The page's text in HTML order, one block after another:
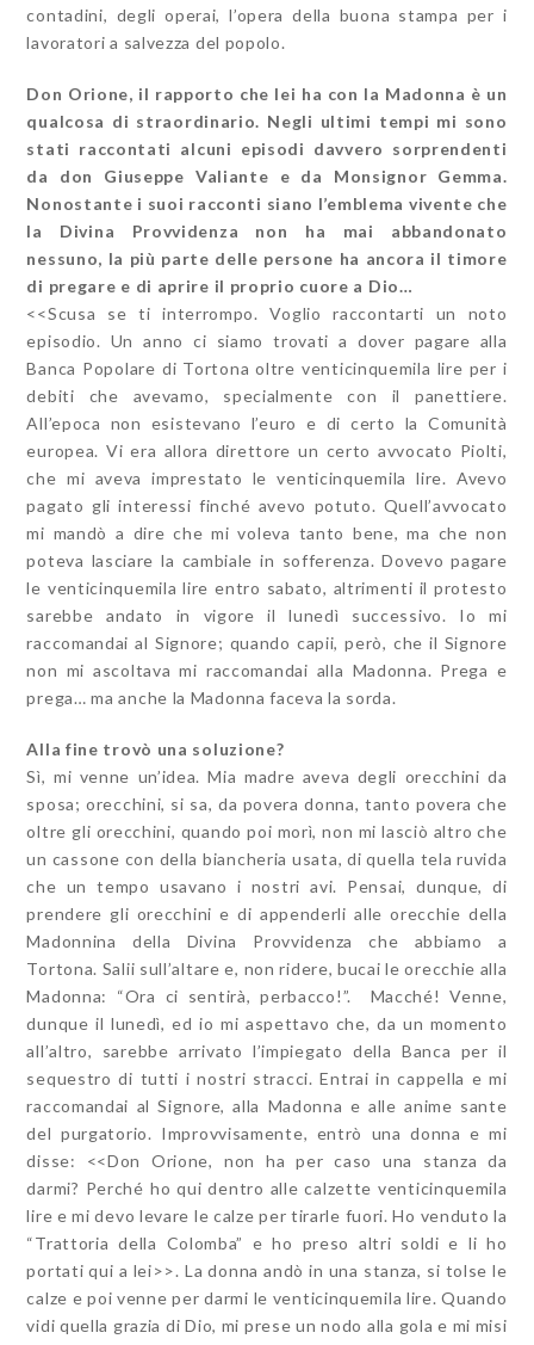
contadini, degli operai, l’opera della buona stampa per i
lavoratori a salvezza del popolo.
Don Orione, il rapporto che lei ha con la Madonna è un
qualcosa di straordinario. Negli ultimi tempi mi sono
stati raccontati alcuni episodi davvero sorprendenti
da don Giuseppe Valiante e da Monsignor Gemma.
Nonostante i suoi racconti siano l’emblema vivente che
la Divina Provvidenza non ha mai abbandonato
nessuno, la più parte delle persone ha ancora il timore
di pregare e di aprire il proprio cuore a Dio…
<<Scusa se ti interrompo. Voglio raccontarti un noto
episodio. Un anno ci siamo trovati a dover pagare alla
Banca Popolare di Tortona oltre venticinquemila lire per i
debiti che avevamo, specialmente con il panettiere.
All’epoca non esistevano l’euro e di certo la Comunità
europea. Vi era allora direttore un certo avvocato Piolti,
che mi aveva imprestato le venticinquemila lire. Avevo
pagato gli interessi finché avevo potuto. Quell’avvocato
mi mandò a dire che mi voleva tanto bene, ma che non
poteva lasciare la cambiale in sofferenza. Dovevo pagare
le venticinquemila lire entro sabato, altrimenti il protesto
sarebbe andato in vigore il lunedì successivo. Io mi
raccomandai al Signore; quando capii, però, che il Signore
non mi ascoltava mi raccomandai alla Madonna. Prega e
prega… ma anche la Madonna faceva la sorda.
Alla fine trovò una soluzione?
Sì, mi venne un’idea. Mia madre aveva degli orecchini da
sposa; orecchini, si sa, da povera donna, tanto povera che
oltre gli orecchini, quando poi morì, non mi lasciò altro che
un cassone con della biancheria usata, di quella tela ruvida
che un tempo usavano i nostri avi. Pensai, dunque, di
prendere gli orecchini e di appenderli alle orecchie della
Madonnina della Divina Provvidenza che abbiamo a
Tortona. Salii sull’altare e, non ridere, bucai le orecchie alla
Madonna: “Ora ci sentirà, perbacco!”. Macché! Venne,
dunque il lunedì, ed io mi aspettavo che, da un momento
all’altro, sarebbe arrivato l’impiegato della Banca per il
sequestro di tutti i nostri stracci. Entrai in cappella e mi
raccomandai al Signore, alla Madonna e alle anime sante
del purgatorio. Improvvisamente, entrò una donna e mi
disse: <<Don Orione, non ha per caso una stanza da
darmi? Perché ho qui dentro alle calzette venticinquemila
lire e mi devo levare le calze per tirarle fuori. Ho venduto la
“Trattoria della Colomba” e ho preso altri soldi e li ho
portati qui a lei>>. La donna andò in una stanza, si tolse le
calze e poi venne per darmi le venticinquemila lire. Quando
vidi quella grazia di Dio, mi prese un nodo alla gola e mi misi